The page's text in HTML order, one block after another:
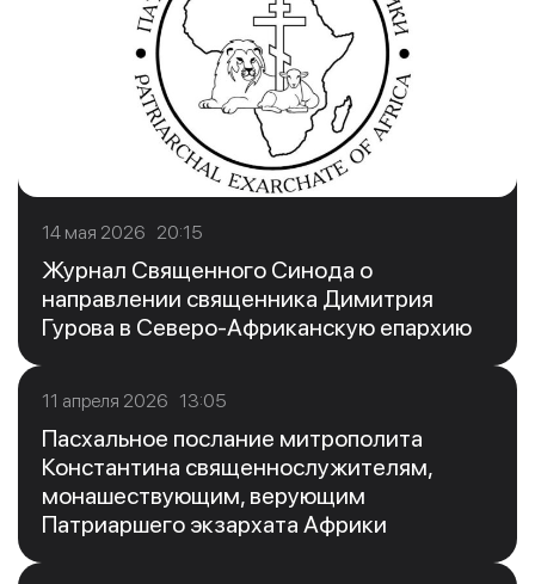
14 мая 2026 20:15
Журнал Священного Синода о
направлении священника Димитрия
Гурова в Северо-Африканскую епархию
11 апреля 2026 13:05
Пасхальное послание митрополита
Константина священнослужителям,
монашествующим, верующим
Патриаршего экзархата Африки